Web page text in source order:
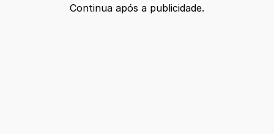
Continua após a publicidade.